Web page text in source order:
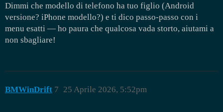
Dimmi che modello di telefono ha tuo figlio (Android
versione? iPhone modello?) e ti dico passo-passo con i
menu esatti — ho paura che qualcosa vada storto, aiutami a
non sbagliare!
BMWinDrift 25 Aprile 2026, 5:52pm
7